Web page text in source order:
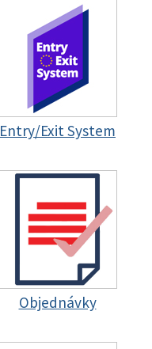
Entry/Exit System
Objednávky